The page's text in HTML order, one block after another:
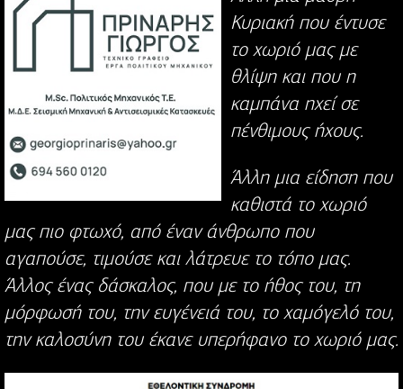
Κυριακή που έντυσε
το χωριό μας με
θλίψη και που η
καμπάνα ηχεί σε
πένθιμους ήχους.
Άλλη μια είδηση που
καθιστά το χωριό
μας πιο φτωχό, από έναν άνθρωπο που
αγαπούσε, τιμούσε και λάτρευε το τόπο μας.
Άλλος ένας δάσκαλος, που με το ήθος του, τη
μόρφωσή του, την ευγένειά του, το χαμόγελό του,
την καλοσύνη του έκανε υπερήφανο το χωριό μας.